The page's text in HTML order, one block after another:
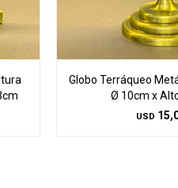
Globo Terráqueo
Ø 10cm x
USD